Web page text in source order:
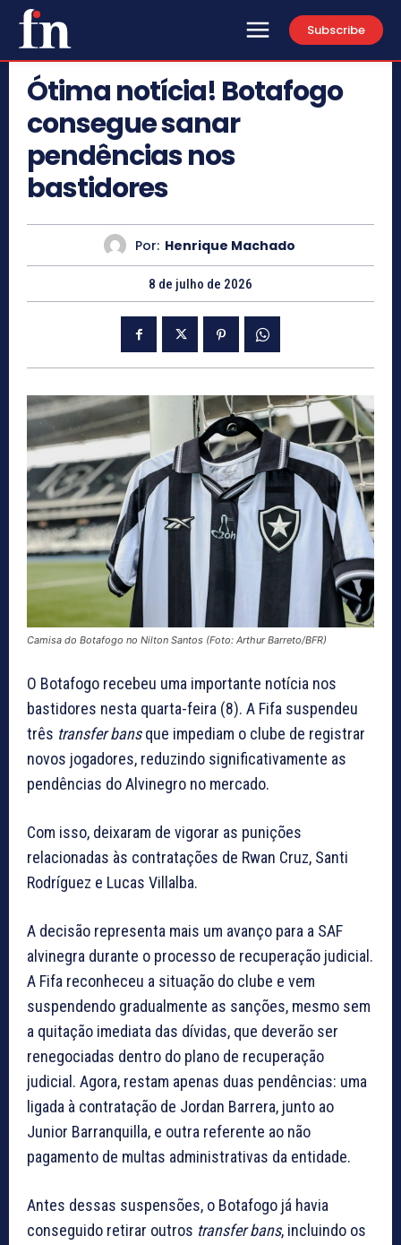
Subscribe
Ótima notícia! Botafogo
consegue sanar
pendências nos
bastidores
Por: Henrique Machado
8 de julho de 2026
Camisa do Botafogo no Nilton Santos (Foto: Arthur Barreto/BFR)
O Botafogo recebeu uma importante notícia nos
bastidores nesta quarta-feira (8). A Fifa suspendeu
três transfer bansque impediam o clube de registrar
novos jogadores, reduzindo significativamente as
pendências do Alvinegro no mercado.
Com isso, deixaram de vigorar as punições
relacionadas às contratações de Rwan Cruz, Santi
Rodríguez e Lucas Villalba.
A decisão representa mais um avanço para a SAF
alvinegra durante o processo de recuperação judicial.
A Fifa reconheceu a situação do clube e vem
suspendendo gradualmente as sanções, mesmo sem
a quitação imediata das dívidas, que deverão ser
renegociadas dentro do plano de recuperação
judicial. Agora, restam apenas duas pendências: uma
ligada à contratação de Jordan Barrera, junto ao
Junior Barranquilla, e outra referente ao não
pagamento de multas administrativas da entidade.
Antes dessas suspensões, o Botafogo já havia
conseguido retirar outros transfer bans, incluindo os